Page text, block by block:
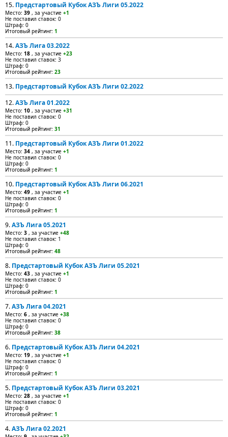
15. Предстартовый Кубок АЗЪ Лиги 05.2022
Место: 39 , за участие +1
Не поставил ставок: 0
Штраф: 0
Итоговый рейтинг: 1
14.АЗЪ Лига 03.2022
Место: 18 , за участие +23
Не поставил ставок: 3
Штраф: 0
Итоговый рейтинг: 23
13. Предстартовый Кубок АЗЪ Лиги 02.2022
12.АЗЪ Лига 01.2022
Место: 10 , за участие +31
Не поставил ставок: 0
Штраф: 0
Итоговый рейтинг: 31
11. Предстартовый Кубок АЗЪ Лиги 01.2022
Место: 34 , за участие +1
Не поставил ставок: 0
Штраф: 0
Итоговый рейтинг: 1
10. Предстартовый Кубок АЗЪ Лиги 06.2021
Место: 49 , за участие +1
Не поставил ставок: 0
Штраф: 0
Итоговый рейтинг: 1
9.АЗЪ Лига 05.2021
Место: 3 , за участие +48
Не поставил ставок: 1
Штраф: 0
Итоговый рейтинг: 48
8. Предстартовый Кубок АЗЪ Лиги 05.2021
Место: 43 , за участие +1
Не поставил ставок: 0
Штраф: 0
Итоговый рейтинг: 1
7.АЗЪ Лига 04.2021
Место: 6 , за участие +38
Не поставил ставок: 0
Штраф: 0
Итоговый рейтинг: 38
6. Предстартовый Кубок АЗЪ Лиги 04.2021
Место: 19 , за участие +1
Не поставил ставок: 0
Штраф: 0
Итоговый рейтинг: 1
5. Предстартовый Кубок АЗЪ Лиги 03.2021
Место: 28 , за участие +1
Не поставил ставок: 0
Штраф: 0
Итоговый рейтинг: 1
4.АЗЪ Лига 02.2021